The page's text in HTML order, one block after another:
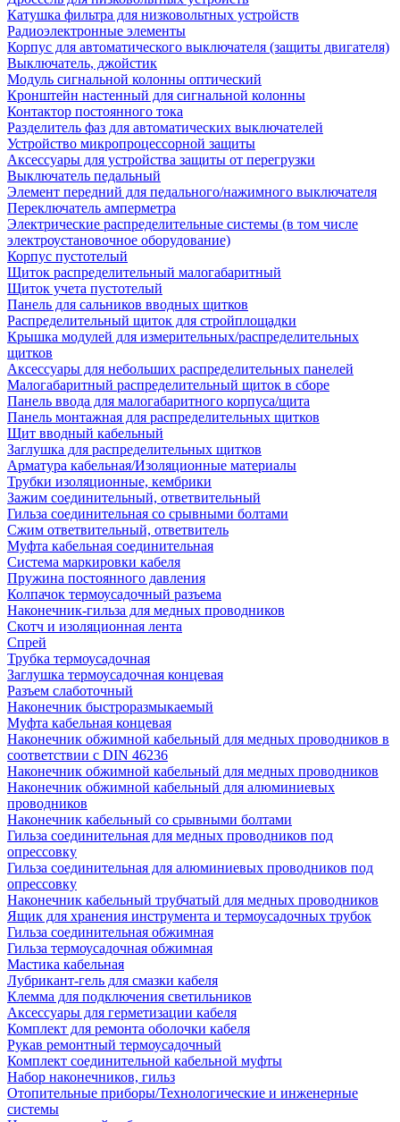
Катушка фильтра для низковольтных устройств
Радиоэлектронные элементы
Корпус для автоматического выключателя (защиты двигателя)
Выключатель, джойстик
Модуль сигнальной колонны оптический
Кронштейн настенный для сигнальной колонны
Контактор постоянного тока
Разделитель фаз для автоматических выключателей
Устройство микропроцессорной защиты
Аксессуары для устройства защиты от перегрузки
Выключатель педальный
Элемент передний для педального/нажимного выключателя
Переключатель амперметра
Электрические распределительные системы (в том числе
электроустановочное оборудование)
Корпус пустотелый
Щиток распределительный малогабаритный
Щиток учета пустотелый
Панель для сальников вводных щитков
Распределительный щиток для стройплощадки
Крышка модулей для измерительных/распределительных
щитков
Аксессуары для небольших распределительных панелей
Малогабаритный распределительный щиток в сборе
Панель ввода для малогабаритного корпуса/щита
Панель монтажная для распределительных щитков
Щит вводный кабельный
Заглушка для распределительных щитков
Арматура кабельная/Изоляционные материалы
Трубки изоляционные, кембрики
Зажим соединительный, ответвительный
Гильза соединительная со срывными болтами
Сжим ответвительный, ответвитель
Муфта кабельная соединительная
Система маркировки кабеля
Пружина постоянного давления
Колпачок термоусадочный разъема
Наконечник-гильза для медных проводников
Скотч и изоляционная лента
Спрей
Трубка термоусадочная
Заглушка термоусадочная концевая
Разъем слаботочный
Наконечник быстроразмыкаемый
Муфта кабельная концевая
Наконечник обжимной кабельный для медных проводников в
соответствии с DIN 46236
Наконечник обжимной кабельный для медных проводников
Наконечник обжимной кабельный для алюминиевых
проводников
Наконечник кабельный со срывными болтами
Гильза соединительная для медных проводников под
опрессовку
Гильза соединительная для алюминиевых проводников под
опрессовку
Наконечник кабельный трубчатый для медных проводников
Ящик для хранения инструмента и термоусадочных трубок
Гильза соединительная обжимная
Гильза термоусадочная обжимная
Мастика кабельная
Лубрикант-гель для смазки кабеля
Клемма для подключения светильников
Аксессуары для герметизации кабеля
Комплект для ремонта оболочки кабеля
Рукав ремонтный термоусадочный
Комплект соединительной кабельной муфты
Набор наконечников, гильз
Отопительные приборы/Технологические и инженерные
системы